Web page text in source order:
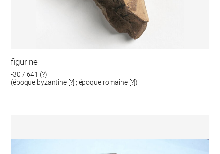
figurine
-30 / 641 (?)
(époque byzantine [?] ; époque romaine [?])